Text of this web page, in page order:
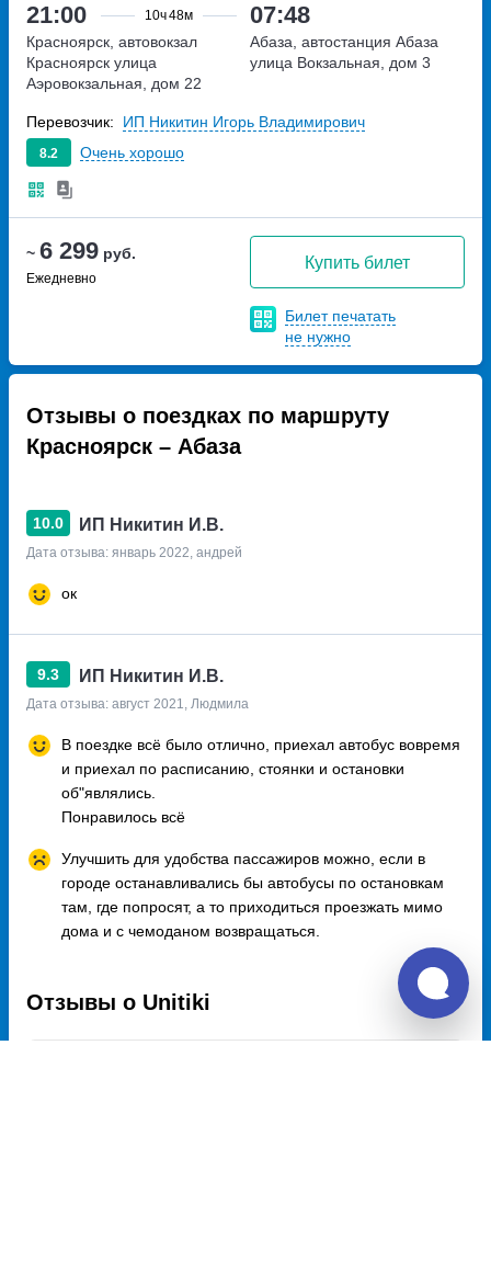
21:00 10ч48м 07:48
~ 6 299 руб.
Ежедневно
Купить билет
Билет печатать
не нужно
Красноярск, автовокзал
Красноярск улица
Аэровокзальная, дом 22
Абаза, автостанция Абаза
улица Вокзальная, дом 3
8.2 Очень хорошо
Перевозчик: ИП Никитин Игорь Владимирович
Отзывы о поездках по маршруту
Красноярск – Абаза
10.0 ИП Никитин И.В.
Дата отзыва: январь 2022, андрей
ок
9.3 ИП Никитин И.В.
Дата отзыва: август 2021, Людмила
В поездке всё было отлично, приехал автобус вовремя
и приехал по расписанию, стоянки и остановки
об"являлись.
Понравилось всё
Улучшить для удобства пассажиров можно, если в
городе останавливались бы автобусы по остановкам
там, где попросят, а то приходиться проезжать мимо
дома и с чемоданом возвращаться.
Отзывы о Unitiki